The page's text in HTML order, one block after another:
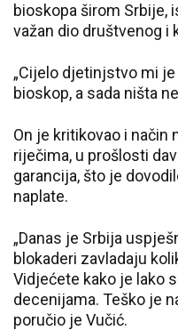
bioskopa širom Srbije,
važan dio društvenog i
„Cijelo djetinjstvo mi
bioskop, a sada ništa
On je kritikovao i način
riječima, u prošlosti
garancija, što je
naplate.
„Danas je Srbija
blokaderi zavladaju
Vidjećete kako je lako
decenijama. Teško je
poručio je Vučić.